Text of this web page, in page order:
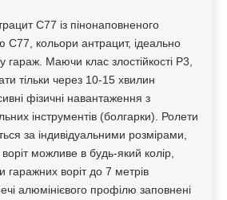
С77 із пінонаповненого
С77, кольори антрацит, ідеально
гараж. Маючи клас злостійкості Р3,
тільки через 10-15 хвилин
фізичні навантаження з
інструментів (болгарки). Ролети
за індивідуальними розмірами,
можливе в будь-який колір,
гаражних воріт до 7 метрів
алюмінієвого профілю заповнені